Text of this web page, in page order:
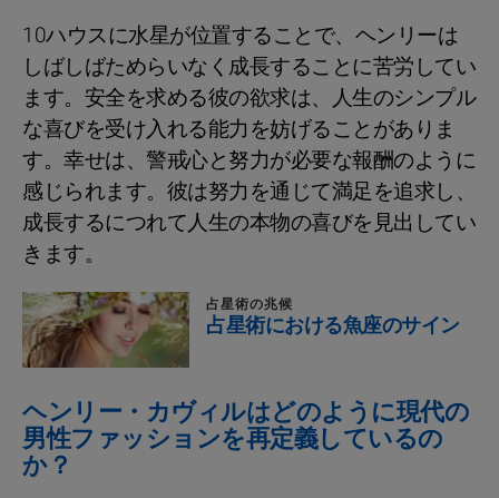
10ハウスに水星が位置することで、ヘンリーは
しばしばためらいなく成長することに苦労してい
ます。安全を求める彼の欲求は、人生のシンプル
な喜びを受け入れる能力を妨げることがありま
す。幸せは、警戒心と努力が必要な報酬のように
感じられます。彼は努力を通じて満足を追求し、
成長するにつれて人生の本物の喜びを見出してい
きます。
占星術の兆候
占星術における魚座のサイン
ヘンリー・カヴィルはどのように現代の
男性ファッションを再定義しているの
か？